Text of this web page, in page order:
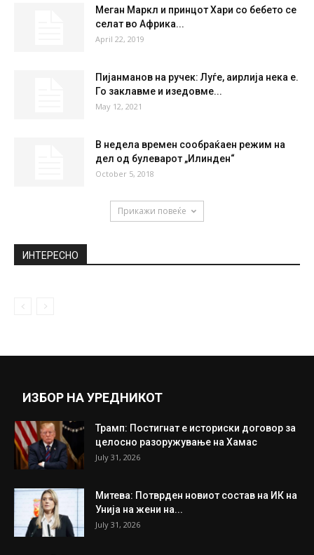
Меган Маркл и принцот Хари со бебето се
селат во Африка...
April 22, 2019
Пијанманов на ручек: Луѓе, аирлија нека е.
Го заклавме и изедовме...
May 12, 2021
В недела времен сообраќаен режим на
дел од булеварот „Илинден“
October 5, 2018
Прикажи повеќе
ИНТЕРЕСНО
ИЗБОР НА УРЕДНИКОТ
Трамп: Постигнат е историски договор за
целосно разоружување на Хамас
July 31, 2026
Митева: Потврден новиот состав на ИК на
Унија на жени на...
July 31, 2026